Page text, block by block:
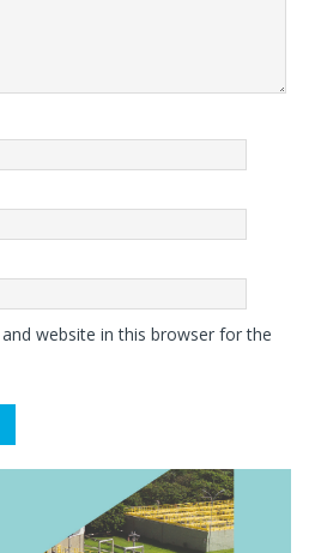
website in this browser for the